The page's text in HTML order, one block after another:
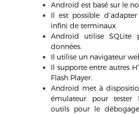
Android est basé sur le
Il est possible
infini de terminaux.
Android utilise SQLite
données.
Il utilise un navigateur
Il supporte entre autres
Flash Player.
Android met à
émulateur pour tester
outils pour le